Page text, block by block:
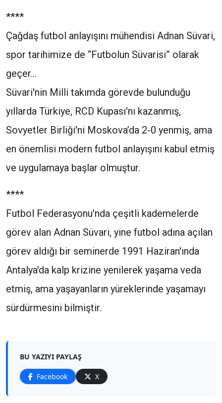
****
Çağdaş futbol anlayışını mühendisi Adnan Süvari,
spor tarihimize de “Futbolun Süvarisi” olarak
geçer...
Süvari'nin Milli takımda görevde bulunduğu
yıllarda Türkiye, RCD Kupası'nı kazanmış,
Sovyetler Birliği'ni Moskova’da 2-0 yenmiş, ama
en önemlisi modern futbol anlayışını kabul etmiş
ve uygulamaya başlar olmuştur.
****
Futbol Federasyonu'nda çeşitli kademelerde
görev alan Adnan Süvari, yine futbol adına açılan
görev aldığı bir seminerde 1991 Haziran'ında
Antalya'da kalp krizine yenilerek yaşama veda
etmiş, ama yaşayanların yüreklerinde yaşamayı
sürdürmesini bilmiştir.
BU YAZIYI PAYLAŞ
Facebook X